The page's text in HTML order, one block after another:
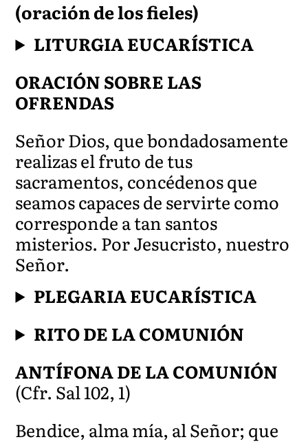
(oración de los fieles)
LITURGIA EUCARÍSTICA
ORACIÓN SOBRE LAS
OFRENDAS
Señor Dios, que bondadosamente
realizas el fruto de tus
sacramentos, concédenos que
seamos capaces de servirte como
corresponde a tan santos
misterios. Por Jesucristo, nuestro
Señor.
PLEGARIA EUCARÍSTICA
RITO DE LA COMUNIÓN
ANTÍFONA DE LA COMUNIÓN
(Cfr. Sal 102, 1)
Bendice, alma mía, al Señor; que